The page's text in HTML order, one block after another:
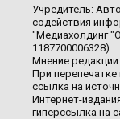
Учредитель:
содействия
"Медиахолдинг
1187700006328).
Мнение
При перепечатке
ссылка на
Интернет-
гиперссылка на